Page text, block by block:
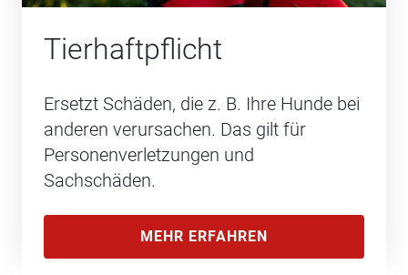
Tierhaftpflicht
Ersetzt Schäden, die z. B. Ihre Hunde bei
anderen verursachen. Das gilt für
Personenverletzungen und
Sachschäden.
MEHR ERFAHREN